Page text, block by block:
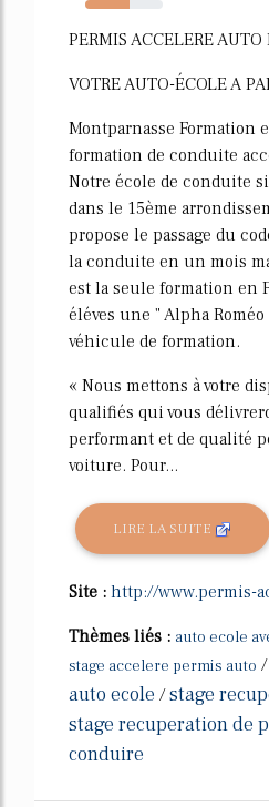
57%
PERMIS ACCELERE AUTO
VOTRE AUTO-ÉCOLE A
Montparnasse Formation
formation de conduite
Notre école de conduite
dans le 15ème
propose le passage du
la conduite en un mois
est la seule formation en
éléves une " Alpha
véhicule de formation.
« Nous mettons à votre
qualifiés qui vous
performant et de qualité
voiture. Pour...
LIRE LA SUITE
Site : http://www.permis-
Thèmes liés : auto ecole
stage accelere permis auto /
auto ecole /stage
stage recuperation de
conduire